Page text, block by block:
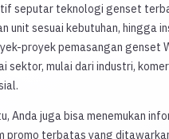
seputar teknologi genset
unit sesuai kebutuhan, hingga
proyek pemasangan genset
sektor, mulai dari industri,
Anda juga bisa menemukan
promo terbatas yang